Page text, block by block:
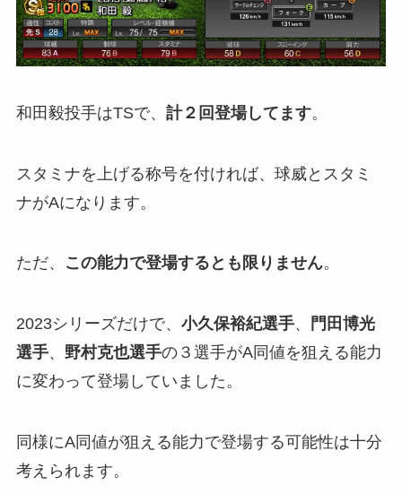
和田毅投手はTSで、 計２回登場してます。
スタミナを上げる称号を付ければ、球威とスタミ
ナがAになります。
ただ、 この能力で登場するとも限りません。
2023シリーズだけで、 小久保裕紀選手、
門田博光
選手、 野村克也選手の３選手がA同値を狙える能力
に変わって登場していました。
同様にA同値が狙える能力で登場する可能性は十分
考えられます。